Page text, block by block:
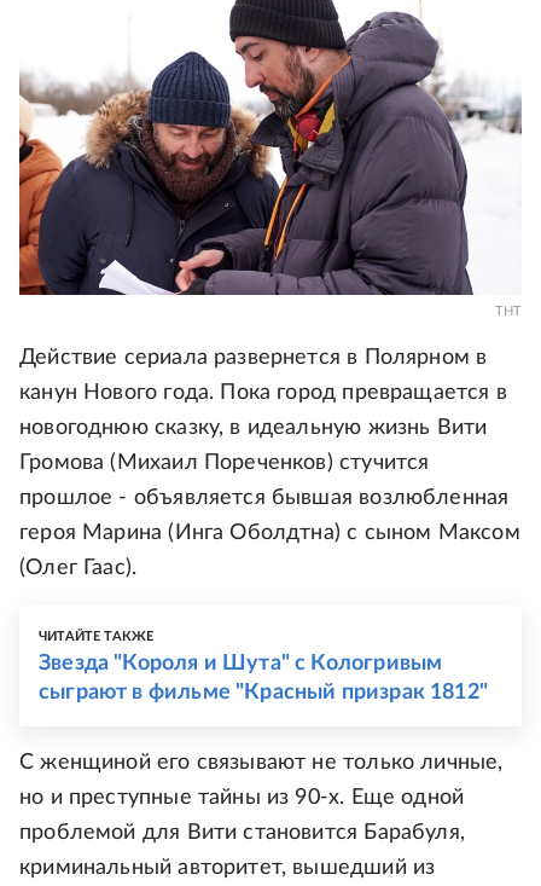
ТНТ
Действие сериала развернется в Полярном в
канун Нового года. Пока город превращается в
новогоднюю сказку, в идеальную жизнь Вити
Громова (Михаил Пореченков) стучится
прошлое - объявляется бывшая возлюбленная
героя Марина (Инга Оболдтна) с сыном Максом
(Олег Гаас).
ЧИТАЙТЕ ТАКЖЕ
Звезда "Короля и Шута" с Кологривым
сыграют в фильме "Красный призрак 1812"
С женщиной его связывают не только личные,
но и преступные тайны из 90-х. Еще одной
проблемой для Вити становится Барабуля,
криминальный авторитет, вышедший из